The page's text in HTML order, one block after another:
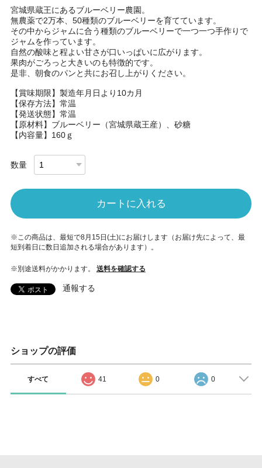
宮城県蔵王にあるブルーベリー農園。
無農薬で2万本、50種類のブルーベリーを育てています。
その中からジャムに合う種類のブルーベリーで一つ一つ手作りで
ジャムを作っています。
自然の酸味と程よい甘さが口いっぱいに広がります。
果肉がごろっと大きいのも特徴的です。
是非、朝食のパンと共にお召し上がりください。
【賞味期限】製造年月日より10カ月
【保存方法】常温
【発送状態】常温
【原材料】ブルーベリー（宮城県蔵王産）、砂糖
【内容量】160ｇ
数量
カートに入れる
※この商品は、最短で8月15日(土)にお届けします（お届け先によって、最
短到着日に数日追加される場合があります）。
※別途送料がかかります。 送料を確認する
通報する
ショップの評価
すべて 41 0 0